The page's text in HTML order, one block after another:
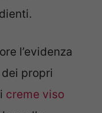
l’evidenza
propri
creme viso